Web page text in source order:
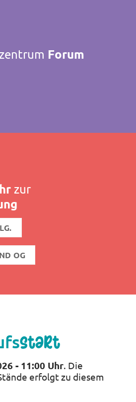
Forum
zur
OG
start
- 11:00 Uhr. Die
erfolgt zu diesem